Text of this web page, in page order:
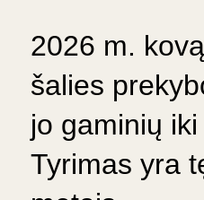
2026 m.
šalies
jo gaminių
Tyrimas yra